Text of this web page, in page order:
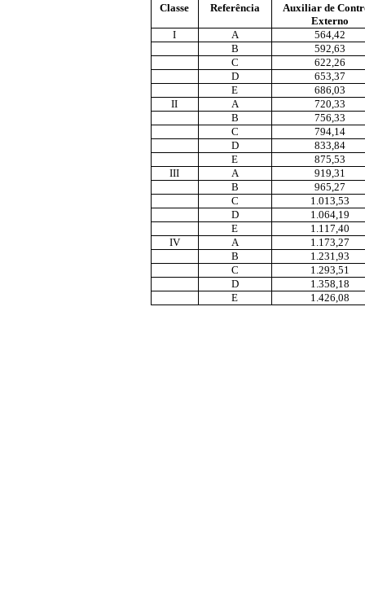
Classe Referência
Auxiliar de
Externo
I
A
564,42
B
592,63
C
622,26
D
653,37
E
686,03
II
A
720,33
B
756,33
C
794,14
D
833,84
E
875,53
III
A
919,31
B
965,27
C
1.013,53
D
1.064,19
E
1.117,40
IV
A
1.173,27
B
1.231,93
C
1.293,51
D
1.358,18
E
1.426,08